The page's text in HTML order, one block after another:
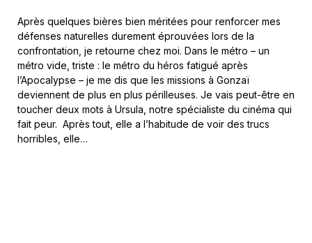
Après quelques bières bien méritées pour renforcer mes
défenses naturelles durement éprouvées lors de la
confrontation, je retourne chez moi. Dans le métro – un
métro vide, triste : le métro du héros fatigué après
l’Apocalypse – je me dis que les missions à Gonzaï
deviennent de plus en plus périlleuses. Je vais peut-être en
toucher deux mots à Ursula, notre spécialiste du cinéma qui
fait peur. Après tout, elle a l’habitude de voir des trucs
horribles, elle…